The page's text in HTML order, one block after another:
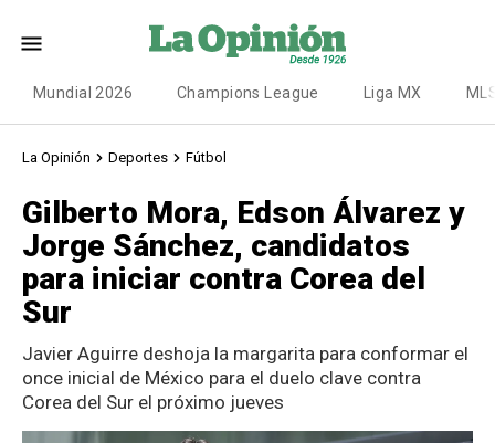
Mundial 2026 Champions League Liga MX
La Opinión Deportes Fútbol
Gilberto Mora, Edson Álvarez y
Jorge Sánchez, candidatos
para iniciar contra Corea del
Sur
Javier Aguirre deshoja la margarita para conformar el
once inicial de México para el duelo clave contra
Corea del Sur el próximo jueves